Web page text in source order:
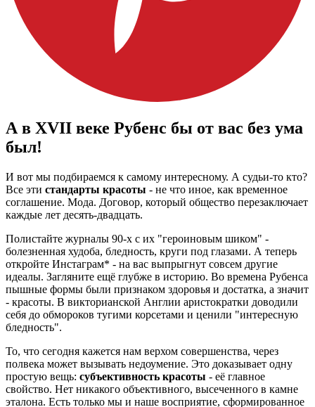
А в XVII веке Рубенс бы от вас без ума
был!
И вот мы подбираемся к самому интересному. А судьи-то кто?
Все эти стандарты красоты - не что иное, как временное
соглашение. Мода. Договор, который общество перезаключает
каждые лет десять-двадцать.
Полистайте журналы 90-х с их "героиновым шиком" -
болезненная худоба, бледность, круги под глазами. А теперь
откройте Инстаграм* - на вас выпрыгнут совсем другие
идеалы. Загляните ещё глубже в историю. Во времена Рубенса
пышные формы были признаком здоровья и достатка, а значит
- красоты. В викторианской Англии аристократки доводили
себя до обмороков тугими корсетами и ценили "интересную
бледность".
То, что сегодня кажется нам верхом совершенства, через
полвека может вызывать недоумение. Это доказывает одну
простую вещь: субъективность красоты - её главное
свойство. Нет никакого объективного, высеченного в камне
эталона. Есть только мы и наше восприятие, сформированное